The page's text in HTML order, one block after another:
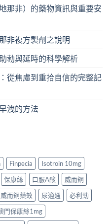
那非）的藥物資訊與重要安
非複方製劑之說明
勃與延時的科學解析
從焦慮到重拾自信的完整記
洩的方法
Finpecia
Isotroin 10mg
保康絲 口服A酸
威而鋼
威而鋼藥效 尿適通
必利勁
門保康絲1mg